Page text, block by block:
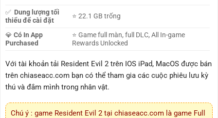
✅ Dung lượng tối
thiểu để cài đặt
⭐ 22.1 GB trống
💎 Có In App
Purchased
⭐ Game full màn, full DLC, All In-game
Rewards Unlocked
Với tài khoản tải Resident Evil 2 trên IOS iPad, MacOS được bán
trên chiaseacc.com bạn có thể tham gia các cuộc phiêu lưu kỳ
thú và đắm mình trong nhân vật.
Chú ý : game Resident Evil 2 tại chiaseacc.com là game Full